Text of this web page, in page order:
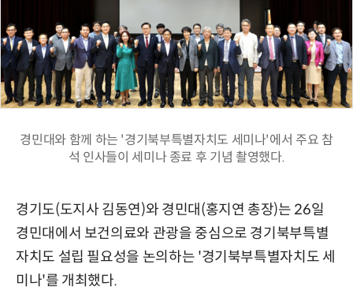
경민대와 함께 하는 '경기북부특별자치도 세미나'에서 주요 참
석 인사들이 세미나 종료 후 기념 촬영했다.
경기도(도지사 김동연)와 경민대(홍지연 총장)는 26일
경민대에서 보건의료와 관광을 중심으로 경기북부특별
자치도 설립 필요성을 논의하는 '경기북부특별자치도 세
미나'를 개최했다.